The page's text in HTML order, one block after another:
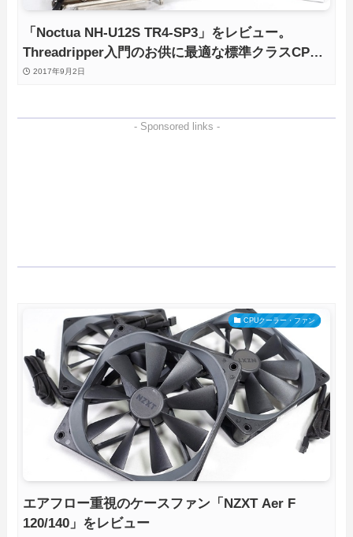
「Noctua NH-U12S TR4-SP3」をレビュー。
Threadripper入門のお供に最適な標準クラスCPU
クーラー
2017年9月2日
- Sponsored links -
CPUクーラー・ファン
エアフロー重視のケースファン「NZXT Aer F
120/140」をレビュー